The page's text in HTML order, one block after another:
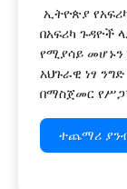
ኢትዮጵያ
በአፍሪካ ጉዳዮች
የሚያሳይ መሆኑን
አህጉራዊ ነፃ
በማስጀመር
ተጨማሪ